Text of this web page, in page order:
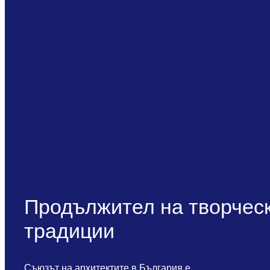
Продължител на
традиции
Съюзът на архитектите в България e